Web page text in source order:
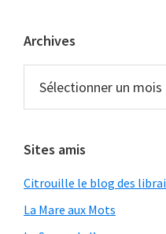
Archives
Sites amis
Citrouille le blog des
La Mare aux Mots